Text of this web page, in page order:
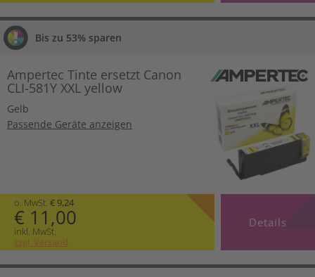
Bis zu 53% sparen
Ampertec Tinte ersetzt Canon
CLI-581Y XXL yellow
Gelb
Passende Geräte anzeigen
o. MwSt. € 9,24
€ 11,00
inkl. MwSt.
zzgl. Versand
Details